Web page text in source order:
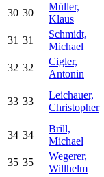
30 30
Müller,
Klaus
31 31
Schmidt,
Michael
32 32
Cigler,
Antonin
33 33
Leichauer,
Christopher
34 34
Brill,
Michael
35 35
Wegerer,
Willhelm